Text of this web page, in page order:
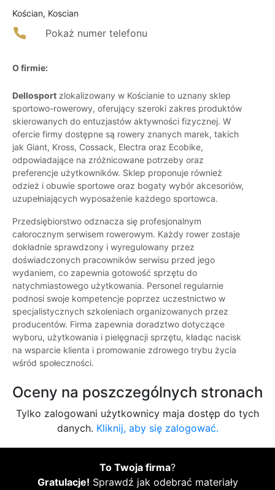
Kościan, Koscian
Pokaż numer telefonu
O firmie:
Dellosport zlokalizowany w Kościanie to uznany sklep
sportowo-rowerowy, oferujący szeroki zakres produktów
skierowanych do entuzjastów aktywności fizycznej. W
ofercie firmy dostępne są rowery znanych marek, takich
jak Giant, Kross, Cossack, Electra oraz Ecobike,
odpowiadające na zróżnicowane potrzeby oraz
preferencje użytkowników. Sklep proponuje również
odzież i obuwie sportowe oraz bogaty wybór akcesoriów,
uzupełniających wyposażenie każdego sportowca.
Przedsiębiorstwo odznacza się profesjonalnym
całorocznym serwisem rowerowym. Każdy rower zostaje
dokładnie sprawdzony i wyregulowany przez
doświadczonych pracowników serwisu przed jego
wydaniem, co zapewnia gotowość sprzętu do
natychmiastowego użytkowania. Personel regularnie
podnosi swoje kompetencje poprzez uczestnictwo w
specjalistycznych szkoleniach organizowanych przez
producentów. Firma zapewnia doradztwo dotyczące
wyboru, użytkowania i pielęgnacji sprzętu, kładąc nacisk
na wsparcie klienta i promowanie zdrowego trybu życia
wśród społeczności.
Oceny na poszczególnych stronach
Tylko zalogowani użytkownicy maja dostęp do tych
danych. Kliknij, aby się zalogować.
To Twoja firma?
Gratulacje! Sprawdź jak odebrać materiały